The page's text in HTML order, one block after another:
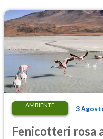
AMBIENTE 3
Fenicotteri rosa